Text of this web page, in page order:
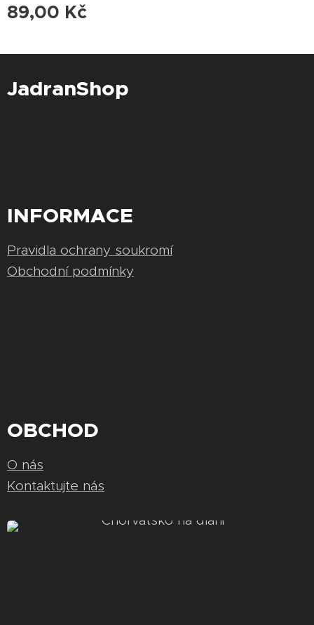
89,00 Kč
JadranShop
INFORMACE
Pravidla ochrany soukromí
Obchodní podmínky
OBCHOD
O nás
Kontaktujte nás